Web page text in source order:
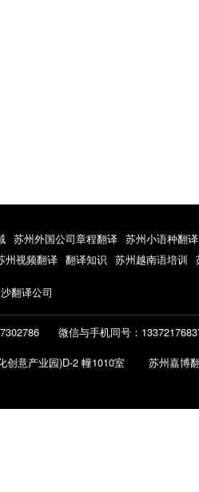
苏州外国公司章程翻译 苏州小语种翻译
州视频翻译 翻译知识 苏州越南语培训
翻译公司
微信与手机同号：
创意产业园)D-2 幢1010室 苏州嘉博